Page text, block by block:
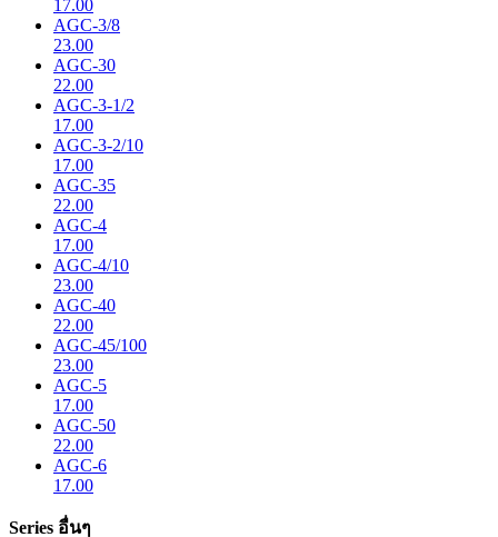
17.00
AGC-3/8
23.00
AGC-30
22.00
AGC-3-1/2
17.00
AGC-3-2/10
17.00
AGC-35
22.00
AGC-4
17.00
AGC-4/10
23.00
AGC-40
22.00
AGC-45/100
23.00
AGC-5
17.00
AGC-50
22.00
AGC-6
17.00
Series อื่นๆ